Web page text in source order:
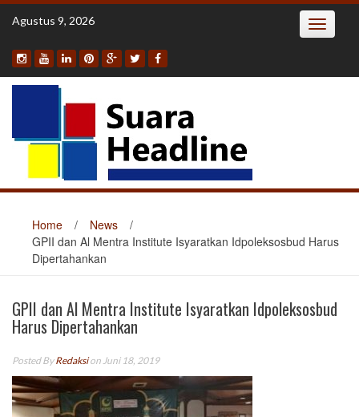
Skip
Agustus 9, 2026 Toggle
Home / News
/
GPII dan Al Mentra Institute Isyaratkan Idpoleksosbud Harus
Dipertahankan
GPII dan Al Mentra Institute Isyaratkan Idpoleksosbud
Harus Dipertahankan
Posted ByRedaksion Juni 18, 2019